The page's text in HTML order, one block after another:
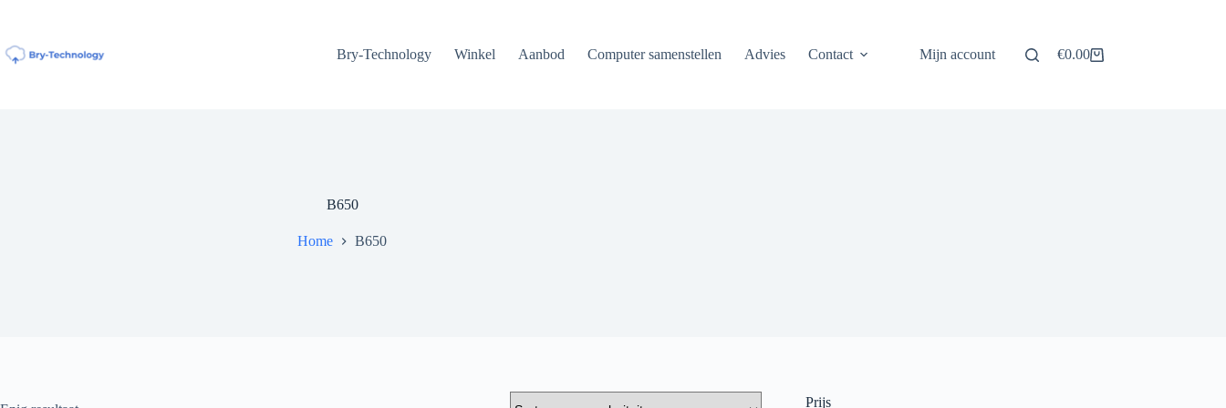
inhoud
Bry-Technology Winkel Aanbod Computer samenstellen Advies Contact Mijn account Winkelwagen
€0.00
B650
Home B650
Prijs